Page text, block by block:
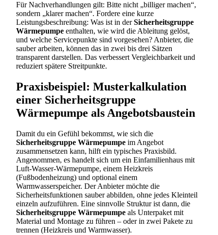
Für Nachverhandlungen gilt: Bitte nicht „billiger machen“,
sondern „klarer machen“. Fordere eine kurze
Leistungsbeschreibung: Was ist in derSicherheitsgruppe
Wärmepumpe enthalten, wie wird die Ableitung gelöst,
und welche Servicepunkte sind vorgesehen? Anbieter, die
sauber arbeiten, können das in zwei bis drei Sätzen
transparent darstellen. Das verbessert Vergleichbarkeit und
reduziert spätere Streitpunkte.
Praxisbeispiel: Musterkalkulation
einer Sicherheitsgruppe
Wärmepumpe als Angebotsbaustein
Damit du ein Gefühl bekommst, wie sich die
Sicherheitsgruppe Wärmepumpe im Angebot
zusammensetzen kann, hilft ein typisches Praxisbild.
Angenommen, es handelt sich um ein Einfamilienhaus mit
Luft-Wasser-Wärmepumpe, einem Heizkreis
(Fußbodenheizung) und optional einem
Warmwasserspeicher. Der Anbieter möchte die
Sicherheitsfunktionen sauber abbilden, ohne jedes Kleinteil
einzeln aufzuführen. Eine sinnvolle Struktur ist dann, die
Sicherheitsgruppe Wärmepumpe als Unterpaket mit
Material und Montage zu führen – oder in zwei Pakete zu
trennen (Heizkreis und Warmwasser).